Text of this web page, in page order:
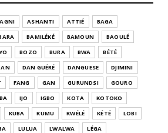
AGNI ASHANTI ATTIÉ
BAGA
BAMILÉKÉ BAMOUN
BAOULÉ
BOZO BURA BWA
BÉTÉ
DAN GUÉRÉ DANGUESE
DJIMINI
FANG GAN GURUNDSI
GOURO
IJO IGBO KOTA
KOTOKO
KUBA KUMU KWÉLÉ KÉTÉ
LOBI
LULUA LWALWA
LÉGA